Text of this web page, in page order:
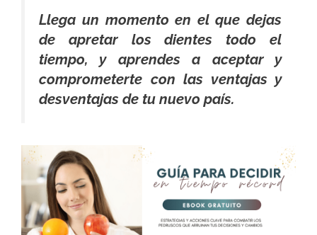
Llega un momento en el que dejas
de apretar los dientes todo el
tiempo, y aprendes a aceptar y
comprometerte con las ventajas y
desventajas de tu nuevo país.